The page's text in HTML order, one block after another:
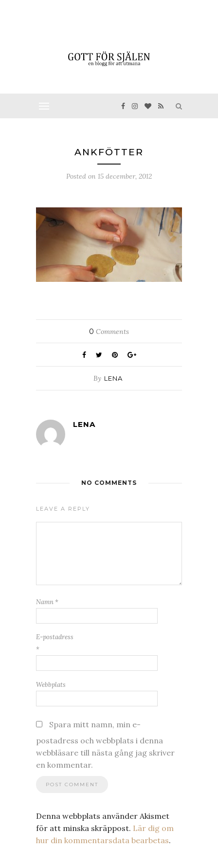
ANKFÖTTER
Posted on 15 december, 2012
0 Comments
By LENA
LENA
NO COMMENTS
LEAVE A REPLY
Namn *
E-postadress
*
Webbplats
Spara mitt namn, min e-
postadress och webbplats i denna
webbläsare till nästa gång jag skriver
en kommentar.
Denna webbplats använder Akismet
för att minska skräppost. Lär dig om
hur din kommentarsdata bearbetas.